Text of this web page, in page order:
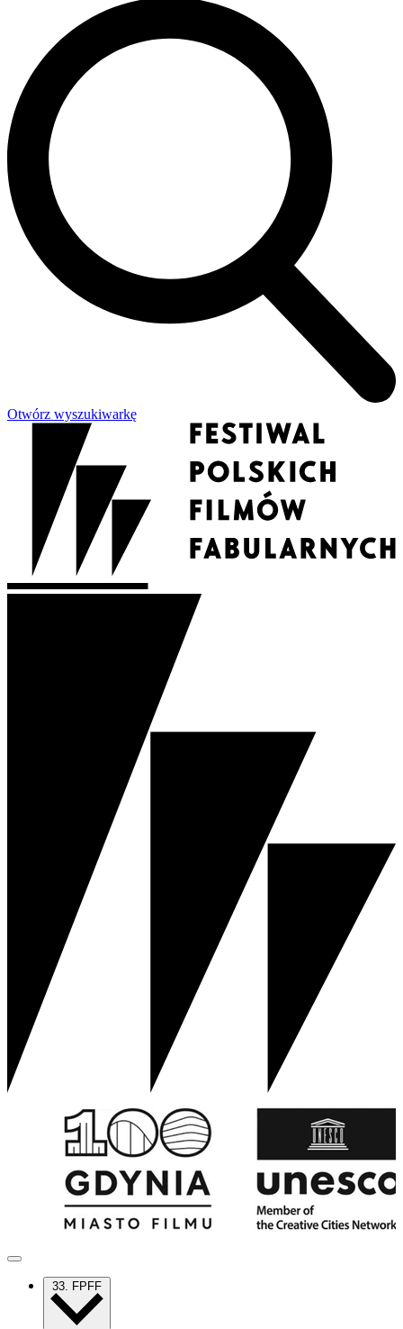
Otwórz wyszukiwarkę
33. FPFF